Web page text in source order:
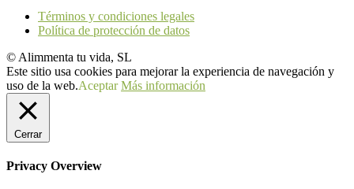
Términos y condiciones legales
Política de protección de datos
© Alimmenta tu vida, SL
Este sitio usa cookies para mejorar la experiencia de navegación y
uso de la web.Aceptar Más información
Cerrar
Privacy Overview